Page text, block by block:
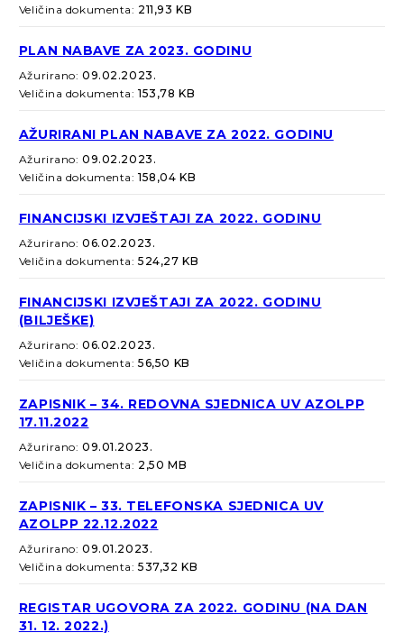
Veličina dokumenta: 211,93 KB
PLAN NABAVE ZA 2023. GODINU
Ažurirano:09.02.2023.
Veličina dokumenta:153,78 KB
AŽURIRANI PLAN NABAVE ZA 2022. GODINU
Ažurirano:09.02.2023.
Veličina dokumenta:158,04 KB
FINANCIJSKI IZVJEŠTAJI ZA 2022. GODINU
Ažurirano:06.02.2023.
Veličina dokumenta:524,27 KB
FINANCIJSKI IZVJEŠTAJI ZA 2022. GODINU
(BILJEŠKE)
Ažurirano:06.02.2023.
Veličina dokumenta:56,50 KB
ZAPISNIK – 34. REDOVNA SJEDNICA UV AZOLPP
17.11.2022
Ažurirano:09.01.2023.
Veličina dokumenta: 2,50 MB
ZAPISNIK – 33. TELEFONSKA SJEDNICA UV
AZOLPP 22.12.2022
Ažurirano:09.01.2023.
Veličina dokumenta:537,32 KB
REGISTAR UGOVORA ZA 2022. GODINU (NA DAN
31. 12. 2022.)